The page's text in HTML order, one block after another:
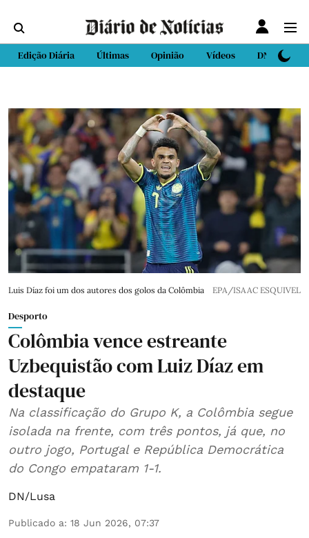
Edição Diária Últimas Opinião Vídeos DN Sport
Luis Díaz foi um dos autores dos golos da Colômbia EPA/ISAAC ESQUIVEL
Desporto
Colômbia vence estreante
Uzbequistão com Luiz Díaz em
destaque
Na classificação do Grupo K, a Colômbia segue
isolada na frente, com três pontos, já que, no
outro jogo, Portugal e República Democrática
do Congo empataram 1-1.
DN/Lusa
Publicado a: 18 Jun 2026, 07:37